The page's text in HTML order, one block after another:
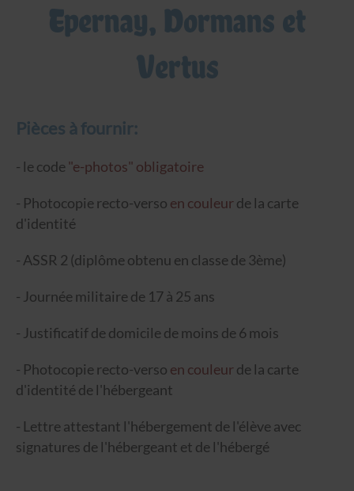
Epernay, Dormans et
Vertus
Pièces à fournir:
- le code "e-photos" obligatoire
- Photocopie recto-verso en couleurde la carte
d'identité
- ASSR 2 (diplôme obtenu en classe de 3ème)
- Journée militaire de 17 à 25 ans
- Justificatif de domicile de moins de 6 mois
- Photocopie recto-verso en couleurde la carte
d'identité de l'hébergeant
- Lettre attestant l'hébergement de l'élève avec
signatures de l'hébergeant et de l'hébergé